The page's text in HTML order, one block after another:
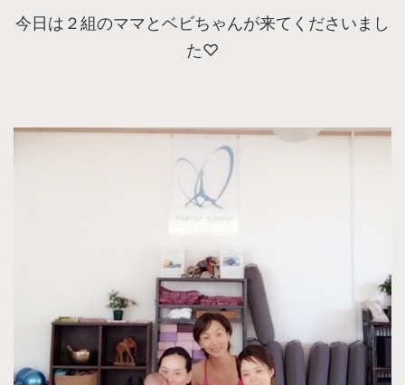
今日は２組のママとベビちゃんが来てくださいまし
た♡